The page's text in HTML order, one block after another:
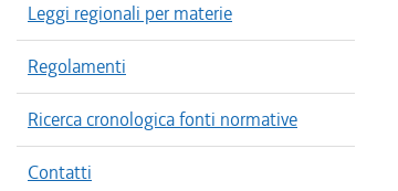
Leggi regionali per materie
Regolamenti
Ricerca cronologica fonti normative
Contatti